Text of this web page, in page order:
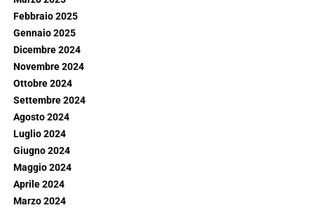
Febbraio 2025
Gennaio 2025
Dicembre 2024
Novembre 2024
Ottobre 2024
Settembre 2024
Agosto 2024
Luglio 2024
Giugno 2024
Maggio 2024
Aprile 2024
Marzo 2024